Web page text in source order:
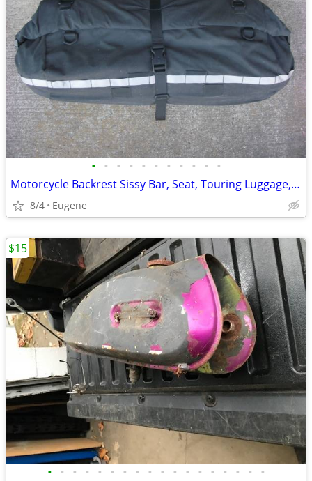
• • • • • • • • • • •
Motorcycle Backrest Sissy Bar, Seat, Touring Luggage, Duffel Bag, 21”
8/4 Eugene
• • • • • • • • • • • • • • • • • •
$15